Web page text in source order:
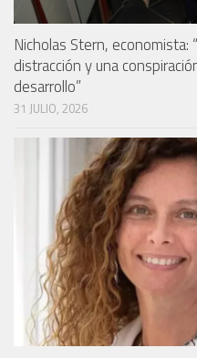
Nicholas Stern, economista:
distracción y una
desarrollo”
31 JULIO, 2026